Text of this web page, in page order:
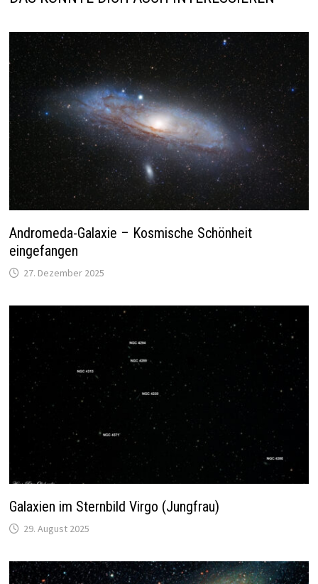
Andromeda-Galaxie – Kosmische Schönheit
eingefangen
27. Dezember 2025
Galaxien im Sternbild Virgo (Jungfrau)
29. August 2025